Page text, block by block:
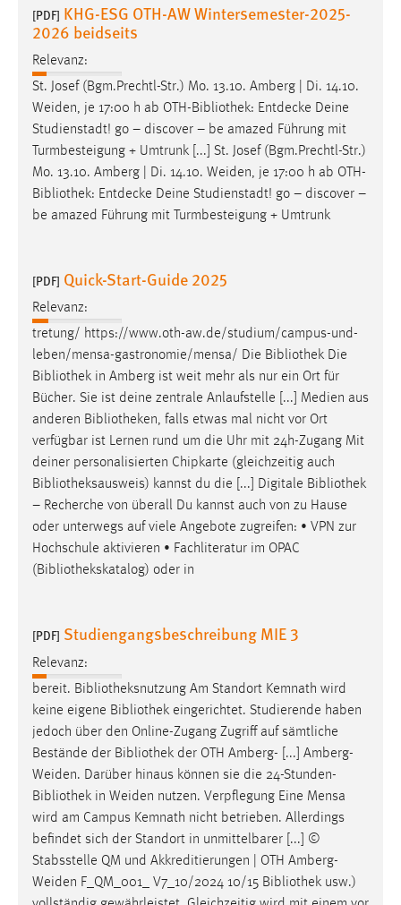
[PDF] KHG-ESG OTH-AW Wintersemester-2025-
2026 beidseits
Relevanz:
St. Josef (Bgm.Prechtl-Str.) Mo. 13.10. Amberg | Di. 14.10.
Weiden, je 17:00 h ab OTH-Bibliothek: Entdecke Deine
Studienstadt! go – discover – be amazed Führung mit
Turmbesteigung + Umtrunk [...] St. Josef (Bgm.Prechtl-Str.)
Mo. 13.10. Amberg | Di. 14.10. Weiden, je 17:00 h ab OTH-
Bibliothek: Entdecke Deine Studienstadt! go – discover –
be amazed Führung mit Turmbesteigung + Umtrunk
[PDF] Quick-Start-Guide 2025
Relevanz:
tretung/ https://www.oth-aw.de/studium/campus-und-
leben/mensa-gastronomie/mensa/ Die Bibliothek Die
Bibliothek in Amberg ist weit mehr als nur ein Ort für
Bücher. Sie ist deine zentrale Anlaufstelle [...] Medien aus
anderen Bibliotheken, falls etwas mal nicht vor Ort
verfügbar ist Lernen rund um die Uhr mit 24h-Zugang Mit
deiner personalisierten Chipkarte (gleichzeitig auch
Bibliotheksausweis) kannst du die [...] Digitale Bibliothek
– Recherche von überall Du kannst auch von zu Hause
oder unterwegs auf viele Angebote zugreifen: • VPN zur
Hochschule aktivieren • Fachliteratur im OPAC
(Bibliothekskatalog) oder in
[PDF] Studiengangsbeschreibung MIE 3
Relevanz:
bereit. Bibliotheksnutzung Am Standort Kemnath wird
keine eigene Bibliothek eingerichtet. Studierende haben
jedoch über den Online-Zugang Zugriff auf sämtliche
Bestände der Bibliothek der OTH Amberg- [...] Amberg-
Weiden. Darüber hinaus können sie die 24-Stunden-
Bibliothek in Weiden nutzen. Verpflegung Eine Mensa
wird am Campus Kemnath nicht betrieben. Allerdings
befindet sich der Standort in unmittelbarer [...] ©
Stabsstelle QM und Akkreditierungen | OTH Amberg-
Weiden F_QM_001_ V7_10/2024 10/15 Bibliothek usw.)
Login
Name:
fe_user, be_user, be_lastLoginProvider
Zweck:
Dieser Cookie ist notwendig um sich an der Website
einloggen zu können.
Cookie Laufzeit:
24 Stunden
STATISTIK
Statistik Cookies erfassen Informationen anonym.
Diese Informationen helfen uns zu verstehen, wie
unsere Besucher unsere Website nutzen.
Matomo
Name:
_pk_ref, _pk_cvar, _pk_id, _pk_ses
Zweck:
Zugriffsstatistik
Cookie Laufzeit:
Max. 13 Monate
MARKETING
verwendet, um personalisierte Werbung anzuzeigen.
Sie tun dies, indem sie Besucher über Websites
hinweg verfolgen.
Google Ads
Name:
_gcl_au
Anbieter:
Google Ireland Limited